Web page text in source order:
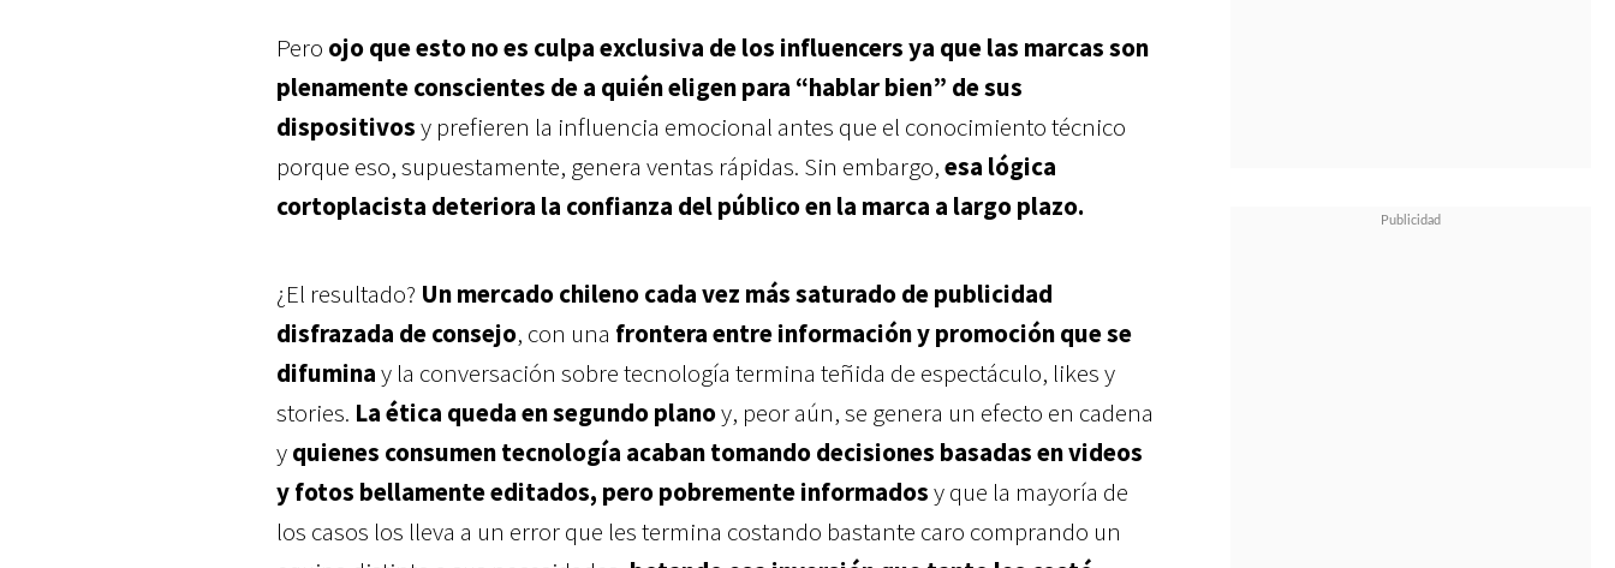
Pero ojo que esto no es culpa exclusiva de los influencers ya que las marcas son
plenamente conscientes de a quién eligen para “hablar bien” de sus
dispositivosy prefieren la influencia emocional antes que el conocimiento técnico
porque eso, supuestamente, genera ventas rápidas. Sin embargo,esa lógica
cortoplacista deteriora la confianza del público en la marca a largo plazo.
¿El resultado? Un mercado chileno cada vez más saturado de publicidad
disfrazada de consejo, con una frontera entre información y promoción que se
difuminay la conversación sobre tecnología termina teñida de espectáculo, likes y
stories. La ética queda en segundo planoy, peor aún, se genera un efecto en cadena
yquienes consumen tecnología acaban tomando decisiones basadas en videos
y fotos bellamente editados, pero pobremente informadosy que la mayoría de
los casos los lleva a un error que les termina costando bastante caro comprando un